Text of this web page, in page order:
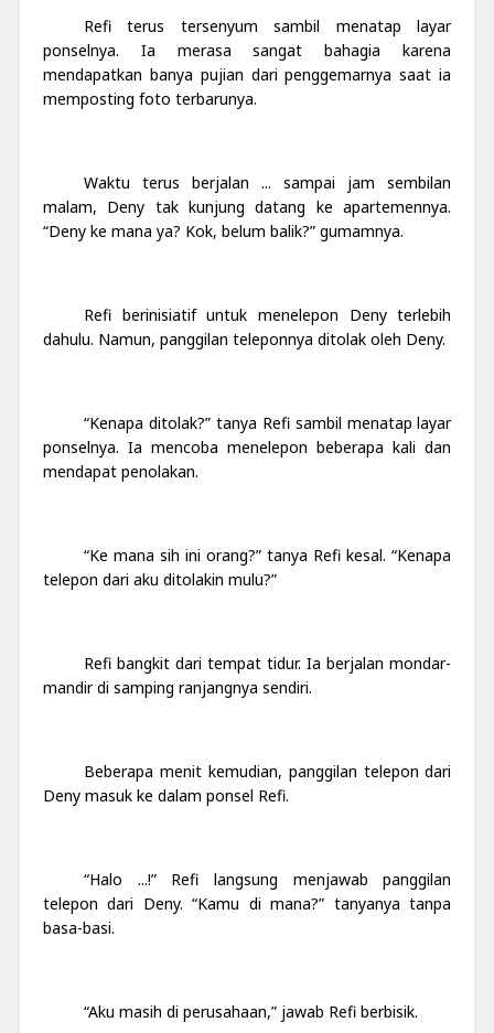
Refi terus tersenyum sambil menatap layar
ponselnya. Ia merasa sangat bahagia karena
mendapatkan banya pujian dari penggemarnya saat ia
memposting foto terbarunya.
Waktu terus berjalan ... sampai jam sembilan
malam, Deny tak kunjung datang ke apartemennya.
“Deny ke mana ya? Kok, belum balik?” gumamnya.
Refi berinisiatif untuk menelepon Deny terlebih
dahulu. Namun, panggilan teleponnya ditolak oleh Deny.
“Kenapa ditolak?” tanya Refi sambil menatap layar
ponselnya. Ia mencoba menelepon beberapa kali dan
mendapat penolakan.
“Ke mana sih ini orang?” tanya Refi kesal. “Kenapa
telepon dari aku ditolakin mulu?”
Refi bangkit dari tempat tidur. Ia berjalan mondar-
mandir di samping ranjangnya sendiri.
Beberapa menit kemudian, panggilan telepon dari
Deny masuk ke dalam ponsel Refi.
“Halo ...!” Refi langsung menjawab panggilan
telepon dari Deny. “Kamu di mana?” tanyanya tanpa
basa-basi.
“Aku masih di perusahaan,” jawab Refi berbisik.